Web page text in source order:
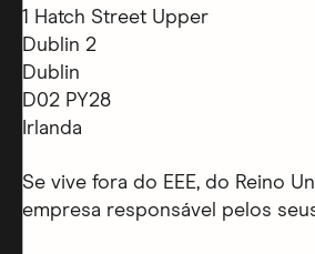
1 Hatch Street Upper
Dublin 2
Dublin
D02 PY28
Irlanda
Se vive fora do EEE, do Reino
empresa responsável pelos